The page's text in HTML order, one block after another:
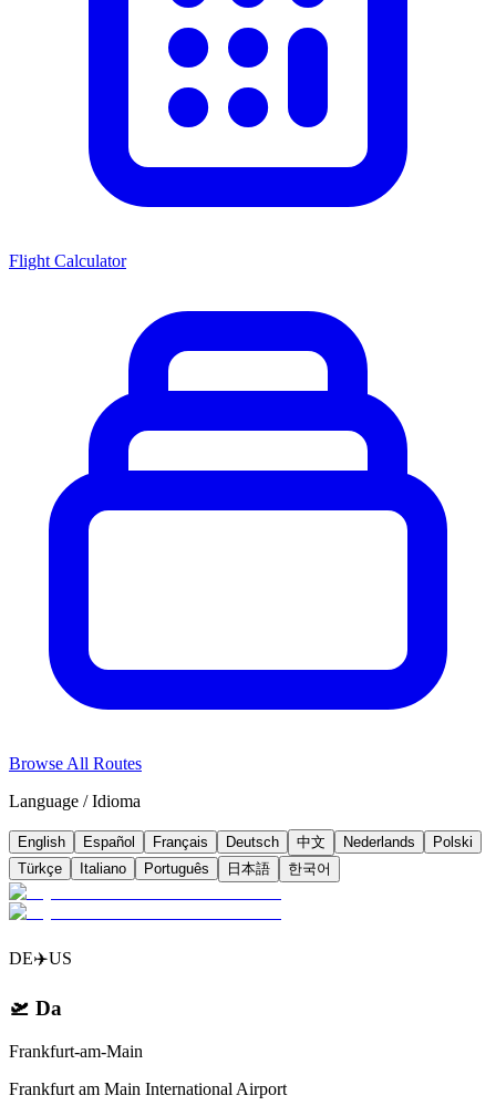
Flight Calculator
Browse All Routes
Language / Idioma
English Español Français Deutsch 中文 Nederlands
Polski
Türkçe
Italiano Português 日本語 한국어
DE✈️US
🛫 Da
Frankfurt-am-Main
Frankfurt am Main International Airport